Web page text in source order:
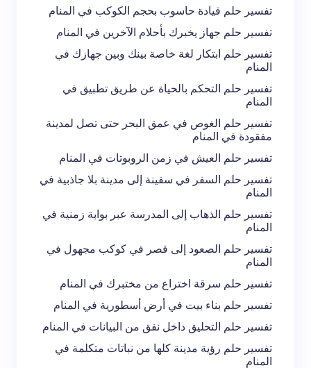
احفظ اسمي والبريد الإلكتروني في هذا المتصفح
لاستخدامه في المرة المقبلة في تعليقي.
تفسير حلم قيادة حاسوب بحجم الكوكب في المنام
تفسير حلم جهاز يخبرك بأحلام الآخرين في المنام
تفسير حلم ابتكار لغة خاصة بينك وبين جهازك في
المنام
تفسير حلم التحكم بالحياة عن طريق تطبيق في
المنام
تفسير حلم الغوص في عمق البحر حتى تصل لمدينة
مفقودة في المنام
تفسير حلم العيش في زمن الروبوتات في المنام
تفسير حلم السفر في سفينة إلى مدينة بلا جاذبية في
المنام
تفسير حلم الذهاب إلى المدرسة عبر بوابة زمنية في
المنام
تفسير حلم الصعود إلى قصر في كوكب مجهول في
المنام
تفسير حلم سرقة اختراع من مختبرك في المنام
تفسير حلم بناء بيت في أرض أسطورية في المنام
تفسير حلم التحليق داخل نفق من البيانات في المنام
تفسير حلم رؤية مدينة كلها من نباتات متكلمة في
المنام